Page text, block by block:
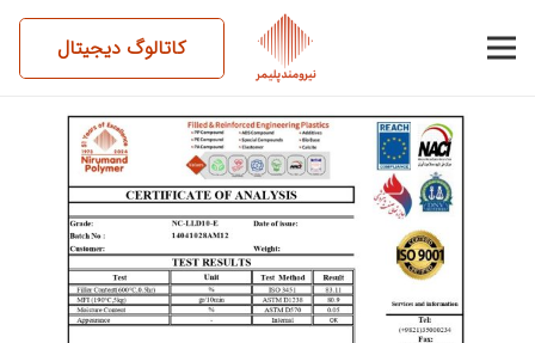
کاتالوگ دیجیتال
14041028AM12-LLD10-E